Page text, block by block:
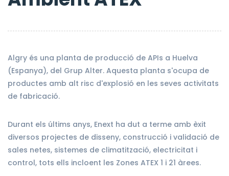
Algry és una planta de producció de APIs a Huelva
(Espanya), del Grup Alter. Aquesta planta s'ocupa de
productes amb alt risc d'explosió en les seves activitats
de fabricació.
Durant els últims anys, Enext ha dut a terme amb èxit
diversos projectes de disseny, construcció i validació de
sales netes, sistemes de climatització, electricitat i
control, tots ells incloent les Zones ATEX 1 i 21 àrees.